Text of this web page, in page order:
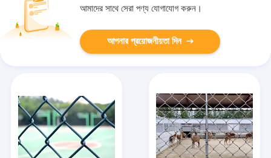
আমাদের সাথে সেরা পণ্য যোগাযোগ করুন।
আপনার প্রয়োজনীয়তা দিন